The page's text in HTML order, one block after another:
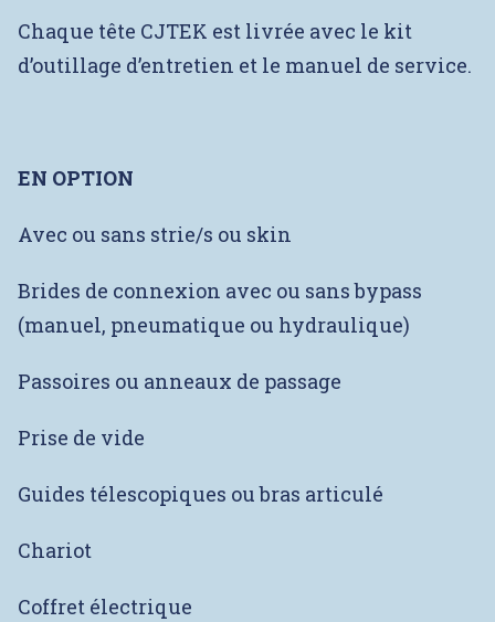
Chaque tête CJTEK est livrée avec le kit
d’outillage d’entretien et le manuel de service.
EN OPTION
Avec ou sans strie/s ou skin
Brides de connexion avec ou sans bypass
(manuel, pneumatique ou hydraulique)
Passoires ou anneaux de passage
Prise de vide
Guides télescopiques ou bras articulé
Chariot
Coffret électrique